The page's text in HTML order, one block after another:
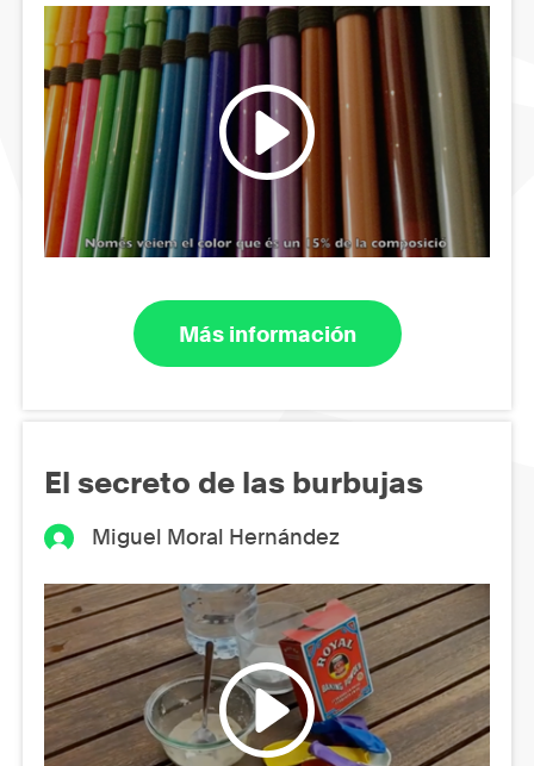
Más información
El secreto de las burbujas
Miguel Moral Hernández